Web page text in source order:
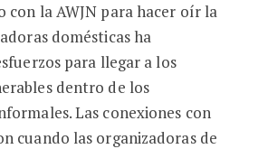
con la AWJN para hacer oír la
domésticas ha
para llegar a los
dentro de los
Las conexiones con
cuando las organizadoras de